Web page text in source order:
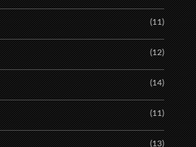
(11)
(12)
(14)
(11)
(13)